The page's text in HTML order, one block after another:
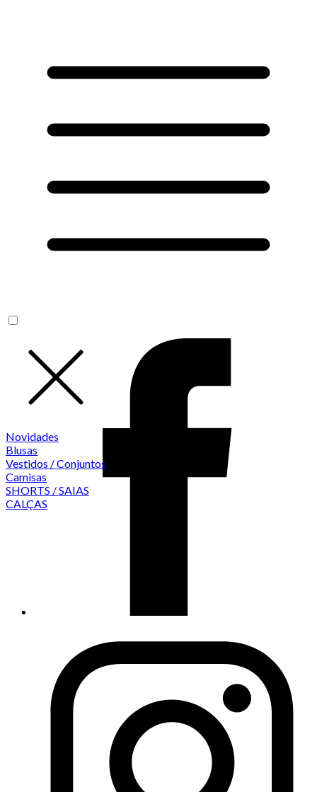
Novidades
Blusas
Vestidos / Conjuntos
Camisas
SHORTS / SAIAS
CALÇAS